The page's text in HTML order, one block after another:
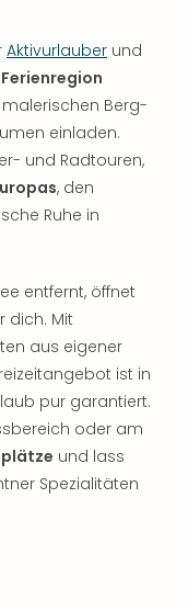
Aktivurlauber und
Berg-
einladen.
und Radtouren,
, den
Ruhe in
entfernt, öffnet
dich. Mit
aus eigener
ist in
pur garantiert.
oder am
und lass
Spezialitäten